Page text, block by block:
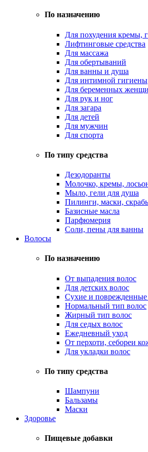
По назначению
Для похудения кремы,
Лифтинговые средства
Для массажа
Для обертываний
Для ванны и душа
Для интимной гигиены
Для беременных
Для рук и ног
Для загара
Для детей
Для мужчин
Для спорта
По типу средства
Дезодоранты
Молочко, кремы,
Мыло, гели для душа
Пилинги, маски,
Базисные масла
Парфюмерия
Соли, пены для ванны
Волосы
По назначению
От выпадения волос
Для детских волос
Сухие и
Нормальный тип волос
Жирный тип волос
Для седых волос
Ежедневный уход
От перхоти, себореи
Для укладки волос
По типу средства
Шампуни
Бальзамы
Маски
Здоровье
Пищевые добавки